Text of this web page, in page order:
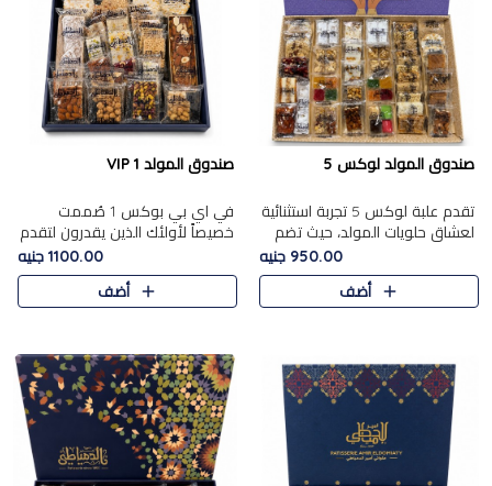
صندوق المولد لوكس 5
تقدم علبة لوكس 5 تجربة استثنائية
لعشاق حلويات المولد، حيث تضم
42 قطعة من تشكيلة فاخرة تجمع
بين أشهر الأصناف التقليدية وأصناف
مميزة مختارة بع..
950.00 جنيه
أضف
صندوق المولد VIP 1
في اي بي بوكس 1 صُممت
خصيصاً لأولئك الذين يقدرون لتقدم
تجربة استثنائية بوكس تجمع بين
أفخر حلويات المولد المصري مع
تشكيلة مختارة من الأصناف ..
1100.00 جنيه
أضف